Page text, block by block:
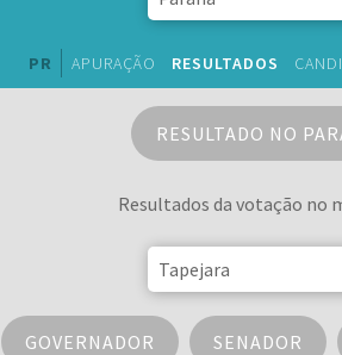
PR APURAÇÃO RESULTADOS
RESULTADO NO
Resultados da votação no
GOVERNADOR SENADOR